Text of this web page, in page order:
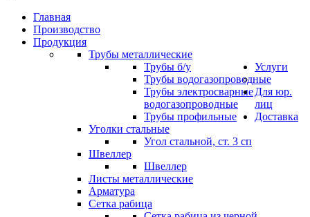
Главная
Производство
Продукция
Трубы металлические
Трубы б/у
Трубы водогазопроводные
Трубы электросварные
водогазопроводные
Трубы профильные
Уголки стальные
Угол стальной, ст. 3 сп
Швеллер
Швеллер
Листы металлические
Арматура
Сетка рабица
Услуги
Для юр.
лиц
Доставка